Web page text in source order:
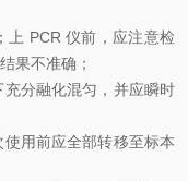
； 上 PCR 仪前，应注意检
果不准确 ；
分融化混匀，并应瞬时
用前应全部转移至标本